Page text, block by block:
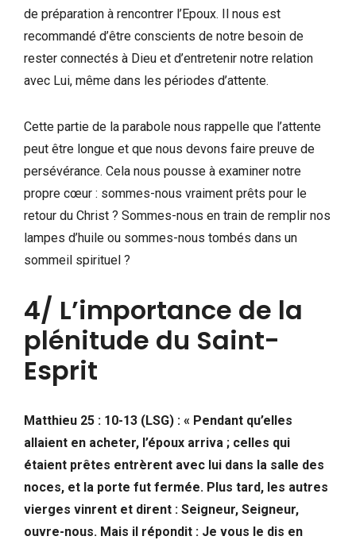
de préparation à rencontrer l’Epoux. Il nous est
recommandé d’être conscients de notre besoin de
rester connectés à Dieu et d’entretenir notre relation
avec Lui, même dans les périodes d’attente.
Cette partie de la parabole nous rappelle que l’attente
peut être longue et que nous devons faire preuve de
persévérance. Cela nous pousse à examiner notre
propre cœur : sommes-nous vraiment prêts pour le
retour du Christ ? Sommes-nous en train de remplir nos
lampes d’huile ou sommes-nous tombés dans un
sommeil spirituel ?
4/ L’importance de la
plénitude du Saint-
Esprit
Matthieu 25 : 10-13 (LSG) : « Pendant qu’elles
allaient en acheter, l’époux arriva ; celles qui
étaient prêtes entrèrent avec lui dans la salle des
noces, et la porte fut fermée. Plus tard, les autres
vierges vinrent et dirent : Seigneur, Seigneur,
ouvre-nous. Mais il répondit : Je vous le dis en